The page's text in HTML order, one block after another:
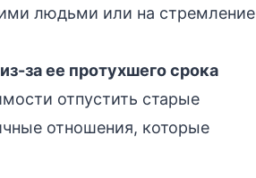
людьми или на стремление
за ее протухшего срока
отпустить старые
отношения, которые